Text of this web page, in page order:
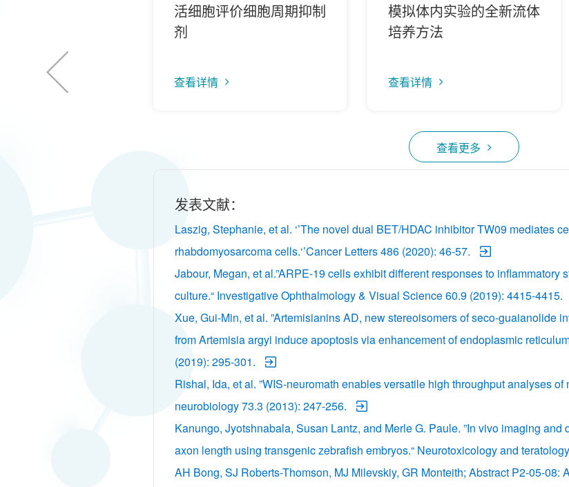
3D毒性分析
活细胞评价细胞周期抑制
剂
查看详情
模拟体内实验的全新流体
培养方法
查看详情
查看更多
发表文献：
Laszig, Stephanie, et al. ‘’The novel dual BET/HDAC inhibitor TW09 mediates
rhabdomyosarcoma cells.‘’Cancer Letters 486 (2020): 46-57.
Jabour, Megan, et al.”ARPE-19 cells exhibit different responses to inflammatory
culture.“ Investigative Ophthalmology & Visual Science 60.9 (2019): 4415-4415.
Xue, Gui-Min, et al. ”Artemisianins AD, new stereoisomers of seco-guaianolide
from Artemisia argyi induce apoptosis via enhancement of endoplasmic
(2019): 295-301.
Rishal, Ida, et al. ”WIS‐neuromath enables versatile high throughput analyses
neurobiology 73.3 (2013): 247-256.
Kanungo, Jyotshnabala, Susan Lantz, and Merle G. Paule. ”In vivo imaging
axon length using transgenic zebrafish embryos.“ Neurotoxicology and
AH Bong, SJ Roberts-Thomson, MJ Milevskiy, GR Monteith; Abstract P2-05-08: